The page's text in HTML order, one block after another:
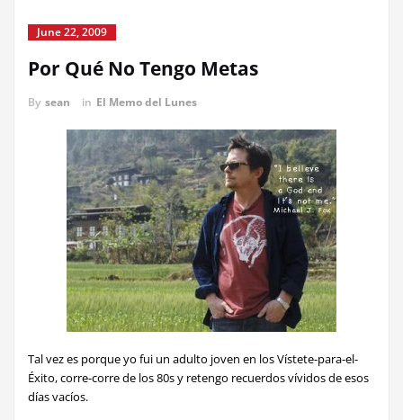
June 22, 2009
Por Qué No Tengo Metas
By sean in El Memo del Lunes
Tal vez es porque yo fui un adulto joven en los Vístete-para-el-
Éxito, corre-corre de los 80s y retengo recuerdos vívidos de esos
días vacíos.